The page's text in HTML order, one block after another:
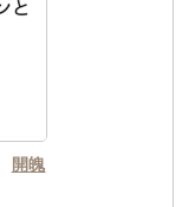
開魄